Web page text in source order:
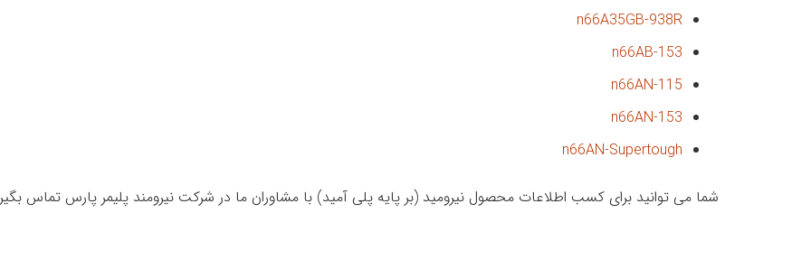
n66A35GB-938R
n66AB-153
n66AN-115
n66AN-153
n66AN-Supertough
شما می توانید برای کسب اطلاعات محصول نیرومید (بر پایه پلی آمید) با مشاوران ما در شرکت نیرومند پلیمر پارس تماس